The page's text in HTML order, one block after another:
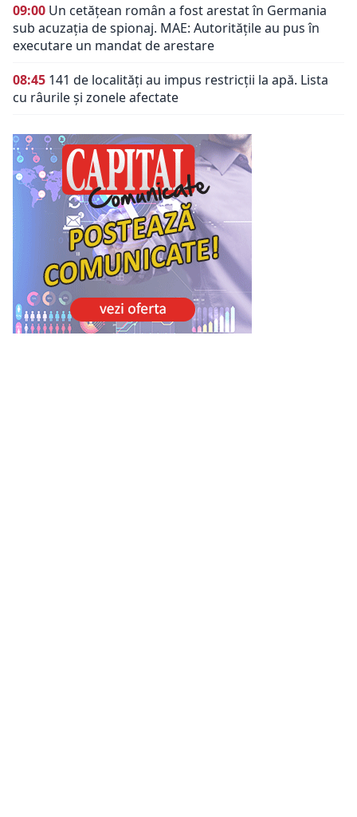
09:00 Un cetățean român a fost arestat în Germania
sub acuzația de spionaj. MAE: Autorităţile au pus în
executare un mandat de arestare
08:45 141 de localități au impus restricții la apă. Lista
cu râurile și zonele afectate